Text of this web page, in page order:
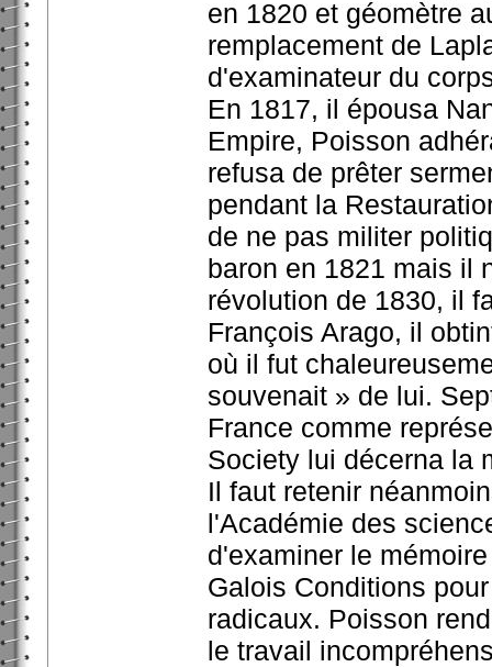
en 1820 et géomètre
remplacement de
d'examinateur du
En 1817, il épousa
Empire, Poisson
refusa de prêter
pendant la
de ne pas militer
baron en 1821 mais il
révolution de 1830, il
François Arago, il
où il fut
souvenait » de lui.
France comme
Society lui décerna la
Il faut retenir
l'Académie des
d'examiner le
Galois Conditions
radicaux. Poisson
le travail